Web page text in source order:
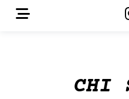
CHI